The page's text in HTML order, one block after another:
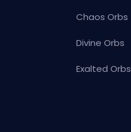
Chaos Orbs
Divine Orbs
Exalted Orbs